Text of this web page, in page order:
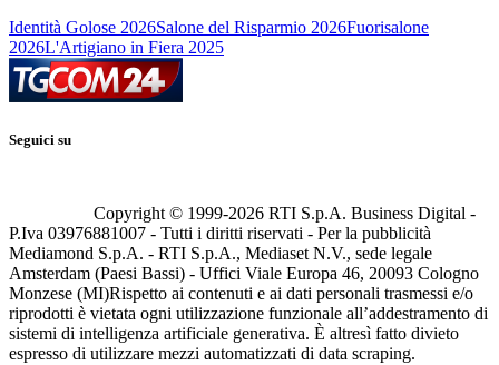
Identità Golose 2026Salone del Risparmio 2026Fuorisalone
2026L'Artigiano in Fiera 2025
Seguici su
Copyright © 1999-2026 RTI S.p.A. Business Digital -
P.Iva 03976881007 - Tutti i diritti riservati - Per la pubblicità
Mediamond S.p.A. - RTI S.p.A., Mediaset N.V., sede legale
Amsterdam (Paesi Bassi) - Uffici Viale Europa 46, 20093 Cologno
Monzese (MI)Rispetto ai contenuti e ai dati personali trasmessi e/o
riprodotti è vietata ogni utilizzazione funzionale all’addestramento di
sistemi di intelligenza artificiale generativa. È altresì fatto divieto
espresso di utilizzare mezzi automatizzati di data scraping.